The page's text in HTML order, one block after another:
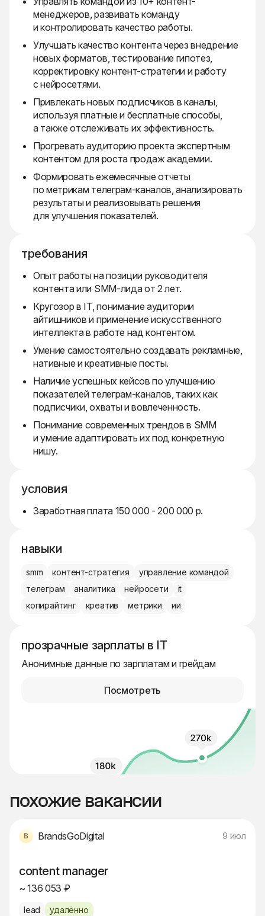
менеджеров, развивать команду
и контролировать качество работы.
Улучшать качество контента через внедрение
новых форматов, тестирование гипотез,
корректировку контент-стратегии и работу
с нейросетями.
Привлекать новых подписчиков в каналы,
используя платные и бесплатные способы,
а также отслеживать их эффективность.
Прогревать аудиторию проекта экспертным
контентом для роста продаж академии.
Формировать ежемесячные отчеты
по метрикам телеграм-каналов, анализировать
результаты и реализовывать решения
для улучшения показателей.
требования
Опыт работы на позиции руководителя
контента или SMM-лида от 2 лет.
Кругозор в IT, понимание аудитории
айтишников и применение искусственного
интеллекта в работе над контентом.
Умение самостоятельно создавать рекламные,
нативные и креативные посты.
Наличие успешных кейсов по улучшению
показателей телеграм-каналов, таких как
подписчики, охваты и вовлеченность.
Понимание современных трендов в SMM
и умение адаптировать их под конкретную
нишу.
условия
Заработная плата 150 000 - 200 000 р.
навыки
smm контент-стратегия
управление командой
телеграм
аналитика нейросети
it
копирайтинг
креатив метрики ии
прозрачные зарплаты в IT
Анонимные данные по зарплатам и грейдам
Посмотреть
похожие вакансии
BrandsGoDigital 9 июл
content manager
~ 136 053 ₽
lead удалённо